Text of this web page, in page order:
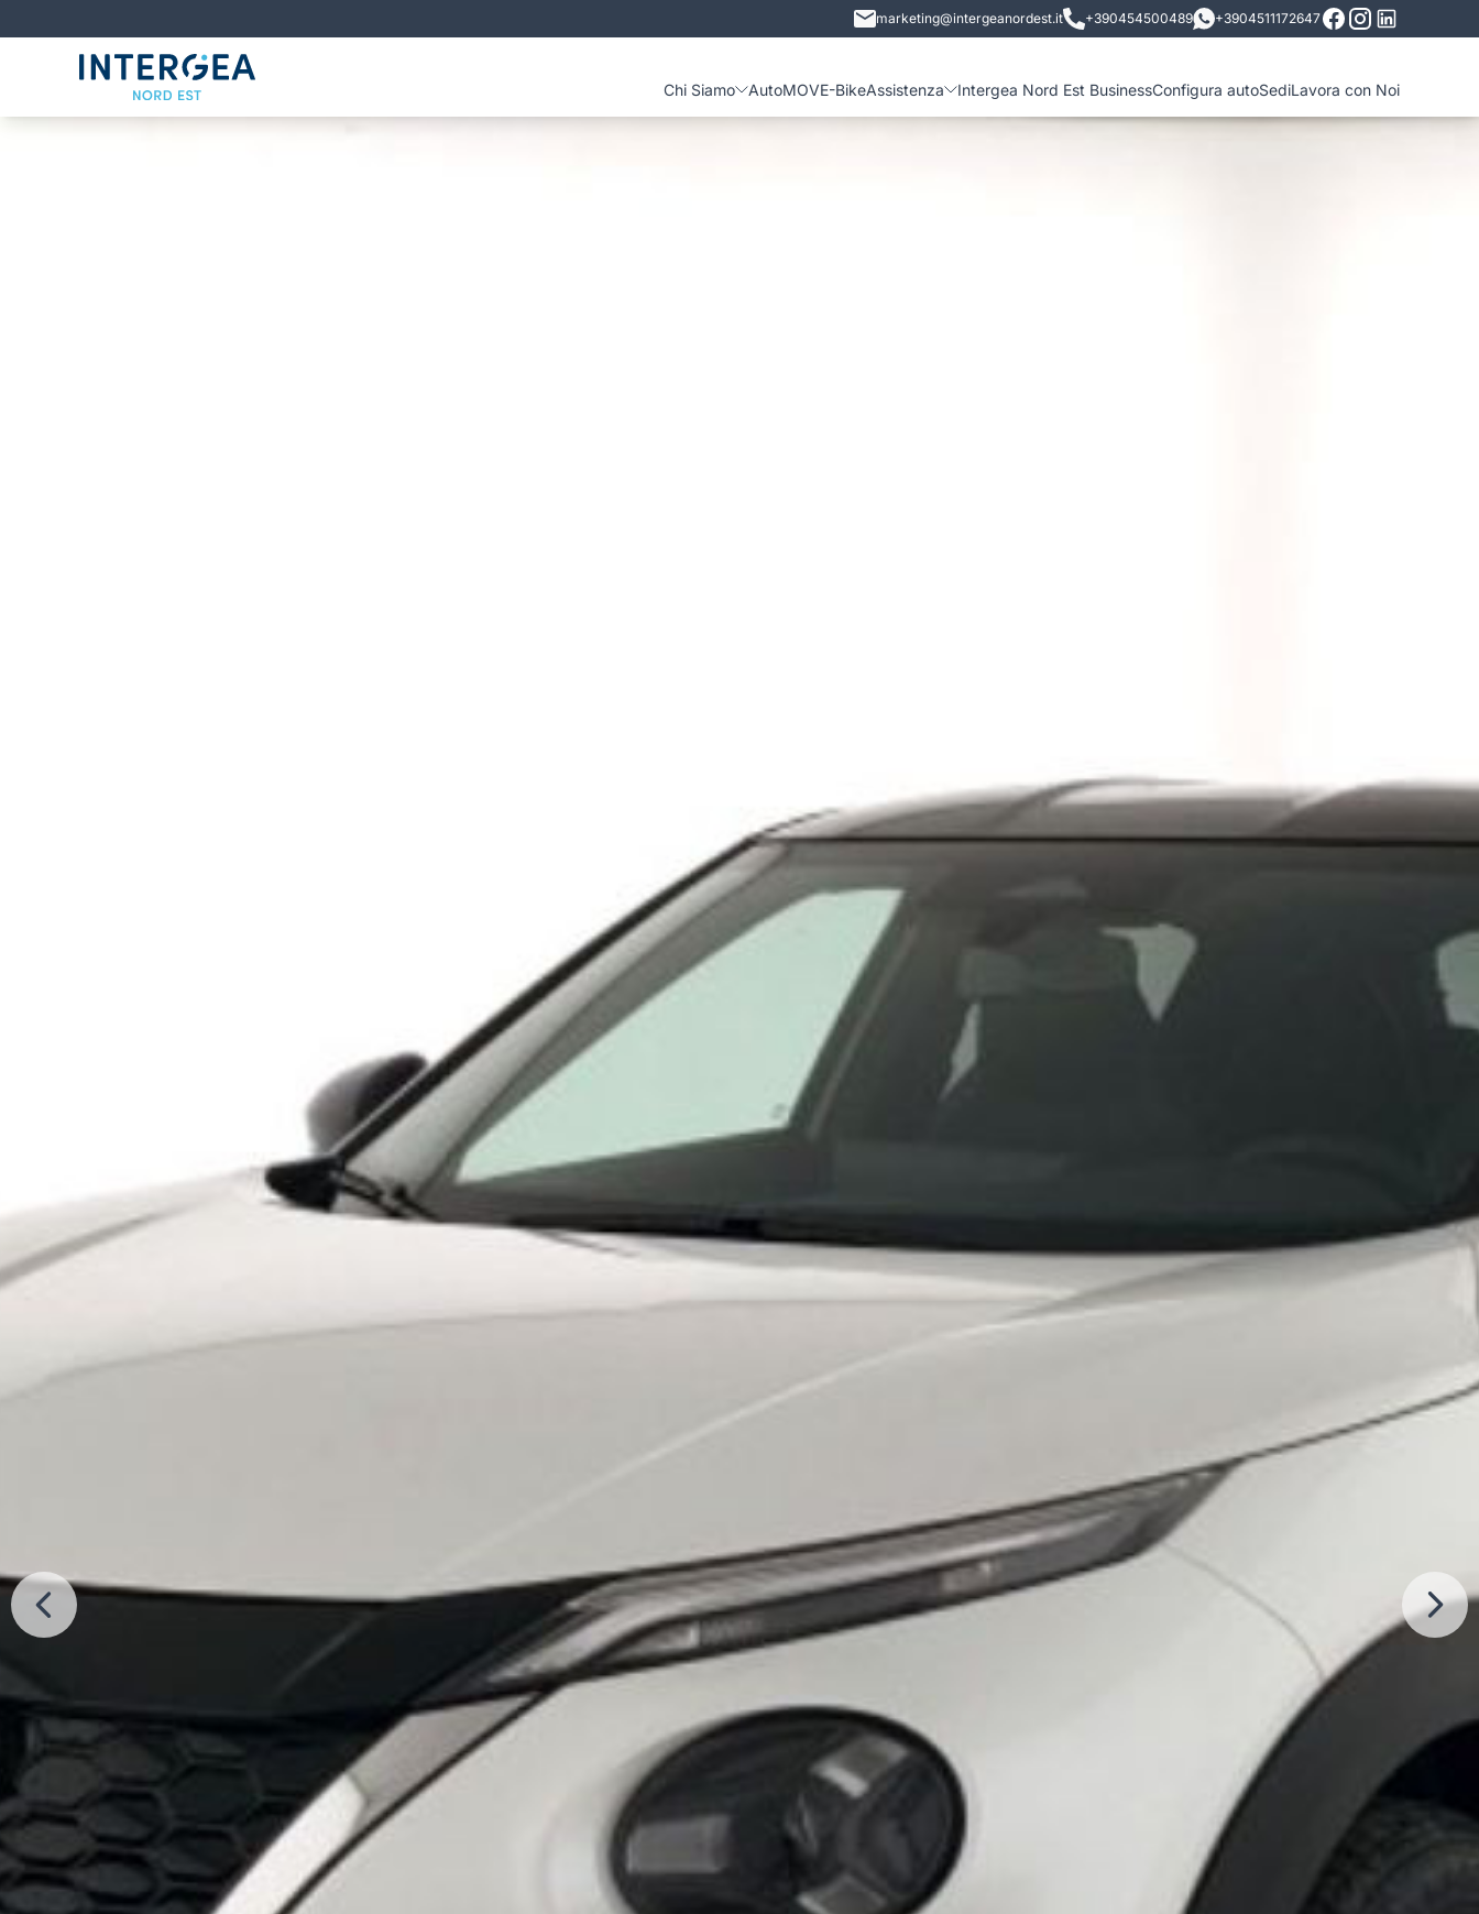
marketing@intergeanordest.it +390454500489 +3904511172647
Chi Siamo AutoMOVE-BikeAssistenza Intergea Nord Est BusinessConfigura autoSediLavora con Noi